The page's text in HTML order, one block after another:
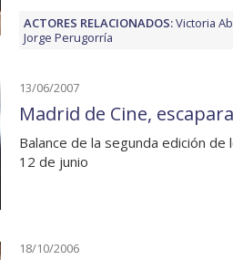
ACTORES RELACIONADOS:Victoria
Jorge Perugorría
13/06/2007
Madrid de Cine,
Balance de la segunda edición
12 de junio
18/10/2006